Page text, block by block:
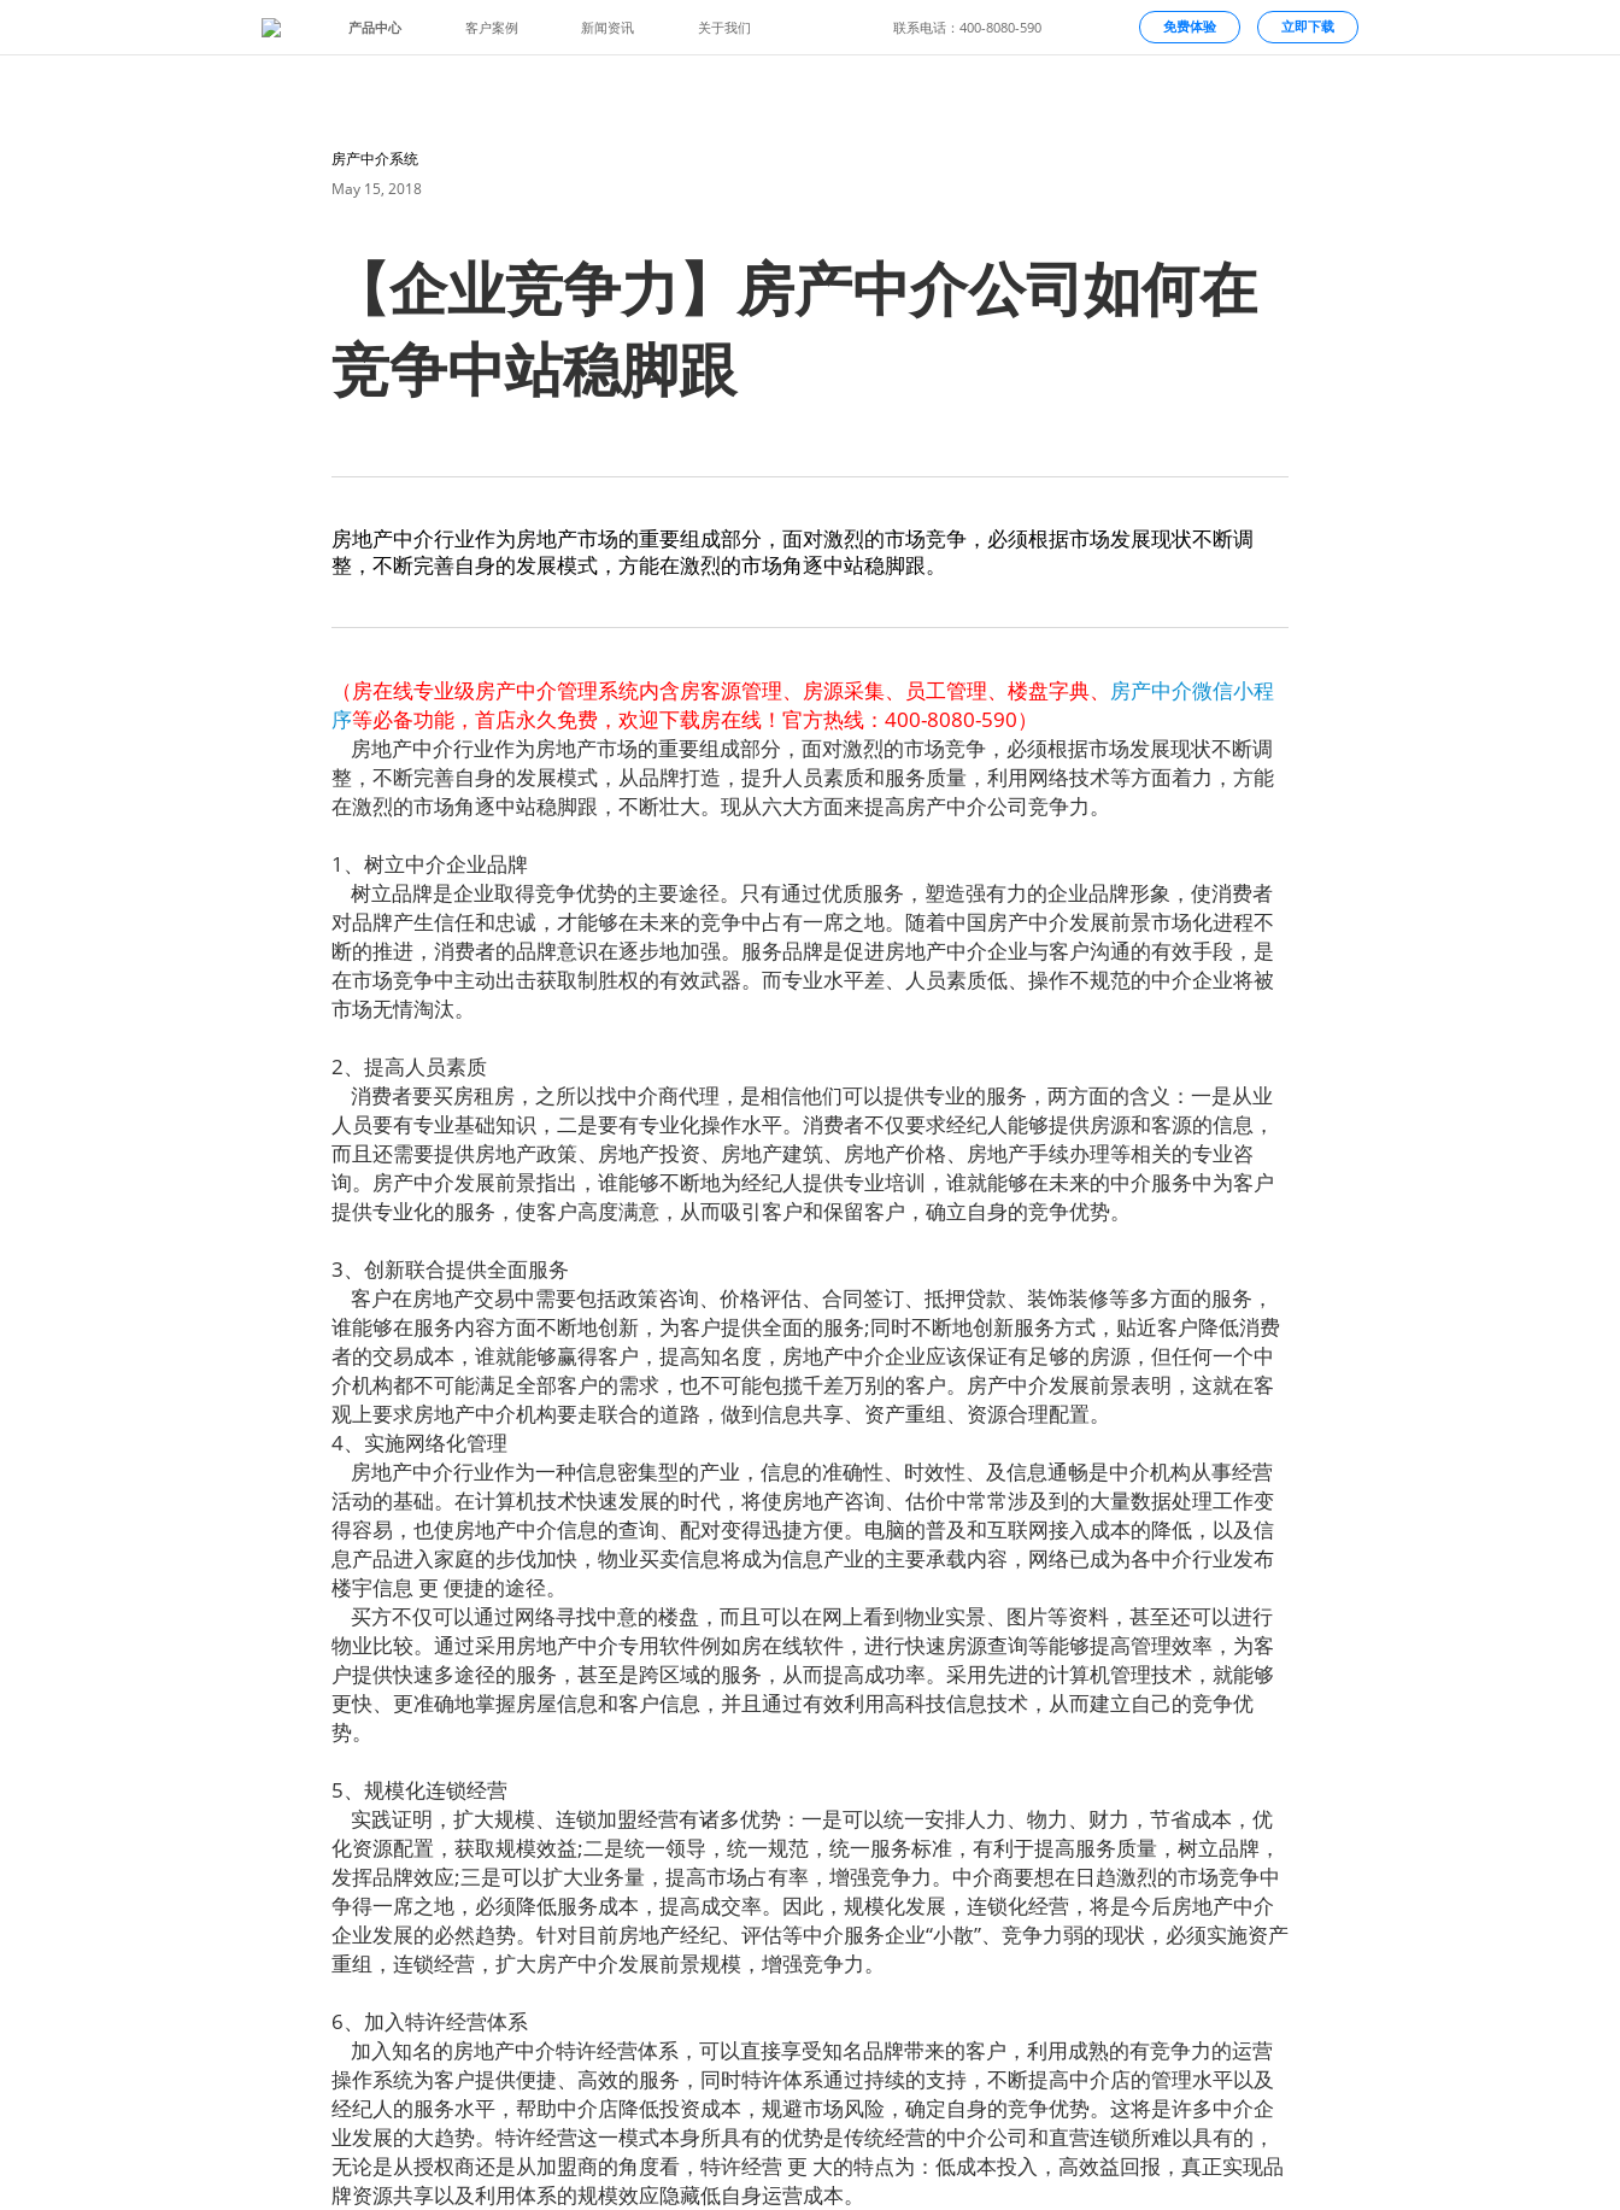
产品中心 客户案例 新闻资讯 关于我们 联系电话：400-8080-590 免费体验 立即下载
房产中介系统
May 15, 2018
【企业竞争力】房产中介公司如何在
竞争中站稳脚跟
房地产中介行业作为房地产市场的重要组成部分，面对激烈的市场竞争，必须根据市场发展现状不断调
整，不断完善自身的发展模式，方能在激烈的市场角逐中站稳脚跟。
（房在线专业级房产中介管理系统内含房客源管理、房源采集、员工管理、楼盘字典、 房产中介微信小程
序等必备功能，首店永久免费，欢迎下载房在线！官方热线：400-8080-590）
房地产中介行业作为房地产市场的重要组成部分，面对激烈的市场竞争，必须根据市场发展现状不断调
整，不断完善自身的发展模式，从品牌打造，提升人员素质和服务质量，利用网络技术等方面着力，方能
在激烈的市场角逐中站稳脚跟，不断壮大。现从六大方面来提高房产中介公司竞争力。
1、树立中介企业品牌
树立品牌是企业取得竞争优势的主要途径。只有通过优质服务，塑造强有力的企业品牌形象，使消费者
对品牌产生信任和忠诚，才能够在未来的竞争中占有一席之地。随着中国房产中介发展前景市场化进程不
断的推进，消费者的品牌意识在逐步地加强。服务品牌是促进房地产中介企业与客户沟通的有效手段，是
在市场竞争中主动出击获取制胜权的有效武器。而专业水平差、人员素质低、操作不规范的中介企业将被
市场无情淘汰。
2、提高人员素质
消费者要买房租房，之所以找中介商代理，是相信他们可以提供专业的服务，两方面的含义：一是从业
人员要有专业基础知识，二是要有专业化操作水平。消费者不仅要求经纪人能够提供房源和客源的信息，
而且还需要提供房地产政策、房地产投资、房地产建筑、房地产价格、房地产手续办理等相关的专业咨
询。房产中介发展前景指出，谁能够不断地为经纪人提供专业培训，谁就能够在未来的中介服务中为客户
提供专业化的服务，使客户高度满意，从而吸引客户和保留客户，确立自身的竞争优势。
3、创新联合提供全面服务
客户在房地产交易中需要包括政策咨询、价格评估、合同签订、抵押贷款、装饰装修等多方面的服务，
谁能够在服务内容方面不断地创新，为客户提供全面的服务;同时不断地创新服务方式，贴近客户降低消费
者的交易成本，谁就能够赢得客户，提高知名度，房地产中介企业应该保证有足够的房源，但任何一个中
介机构都不可能满足全部客户的需求，也不可能包揽千差万别的客户。房产中介发展前景表明，这就在客
观上要求房地产中介机构要走联合的道路，做到信息共享、资产重组、资源合理配置。
4、实施网络化管理
房地产中介行业作为一种信息密集型的产业，信息的准确性、时效性、及信息通畅是中介机构从事经营
活动的基础。在计算机技术快速发展的时代，将使房地产咨询、估价中常常涉及到的大量数据处理工作变
得容易，也使房地产中介信息的查询、配对变得迅捷方便。电脑的普及和互联网接入成本的降低，以及信
息产品进入家庭的步伐加快，物业买卖信息将成为信息产业的主要承载内容，网络已成为各中介行业发布
楼宇信息 更 便捷的途径。
买方不仅可以通过网络寻找中意的楼盘，而且可以在网上看到物业实景、图片等资料，甚至还可以进行
物业比较。通过采用房地产中介专用软件例如房在线软件，进行快速房源查询等能够提高管理效率，为客
户提供快速多途径的服务，甚至是跨区域的服务，从而提高成功率。采用先进的计算机管理技术，就能够
更快、更准确地掌握房屋信息和客户信息，并且通过有效利用高科技信息技术，从而建立自己的竞争优
势。
5、规模化连锁经营
实践证明，扩大规模、连锁加盟经营有诸多优势：一是可以统一安排人力、物力、财力，节省成本，优
化资源配置，获取规模效益;二是统一领导，统一规范，统一服务标准，有利于提高服务质量，树立品牌，
发挥品牌效应;三是可以扩大业务量，提高市场占有率，增强竞争力。中介商要想在日趋激烈的市场竞争中
争得一席之地，必须降低服务成本，提高成交率。因此，规模化发展，连锁化经营，将是今后房地产中介
企业发展的必然趋势。针对目前房地产经纪、评估等中介服务企业“小散”、竞争力弱的现状，必须实施资产
重组，连锁经营，扩大房产中介发展前景规模，增强竞争力。
6、加入特许经营体系
加入知名的房地产中介特许经营体系，可以直接享受知名品牌带来的客户，利用成熟的有竞争力的运营
操作系统为客户提供便捷、高效的服务，同时特许体系通过持续的支持，不断提高中介店的管理水平以及
经纪人的服务水平，帮助中介店降低投资成本，规避市场风险，确定自身的竞争优势。这将是许多中介企
业发展的大趋势。特许经营这一模式本身所具有的优势是传统经营的中介公司和直营连锁所难以具有的，
无论是从授权商还是从加盟商的角度看，特许经营 更 大的特点为：低成本投入，高效益回报，真正实现品
牌资源共享以及利用体系的规模效应隐藏低自身运营成本。